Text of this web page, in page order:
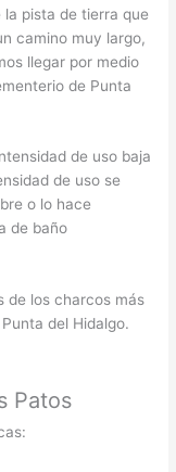
pista de tierra que
camino muy largo,
llegar por medio
de Punta
de uso baja
de uso se
o lo hace
de baño
de los charcos más
del Hidalgo.
Patos